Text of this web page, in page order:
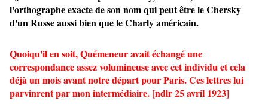
l'orthographe exacte de son nom qui peut être le Chersky
d'un Russe aussi bien que le Charly américain.
Quoiqu'il en soit, Quémeneur avait échangé une
correspondance assez volumineuse avec cet individu et cela
déjà un mois avant notre départ pour Paris. Ces lettres lui
parvinrent par mon intermédiaire. [ndlr 25 avril 1923]